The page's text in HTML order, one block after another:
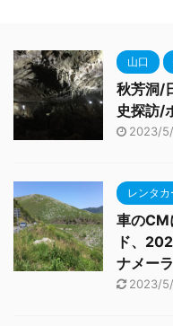
山口
秋芳洞/
史探訪/
2023/
レンタ
車のCM
ド、
ナメー
2023/